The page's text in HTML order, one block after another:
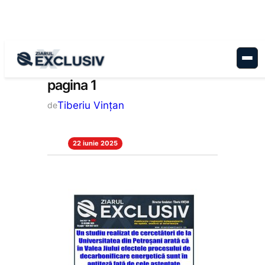
pagina 1
deTiberiu Vințan
22 iunie 2025